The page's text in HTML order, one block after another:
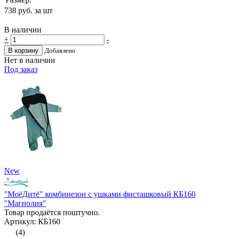
738 руб. за шт
В наличии
+
-
В корзину Добавлено
Нет в наличии
Под заказ
New
"МоёДитё" комбинезон с ушками фисташковый КБ160
"Магнолия"
Товар продаётся поштучно.
Артикул: КБ160
(4)